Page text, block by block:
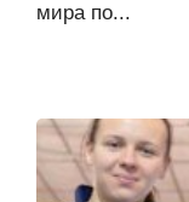
мира по...